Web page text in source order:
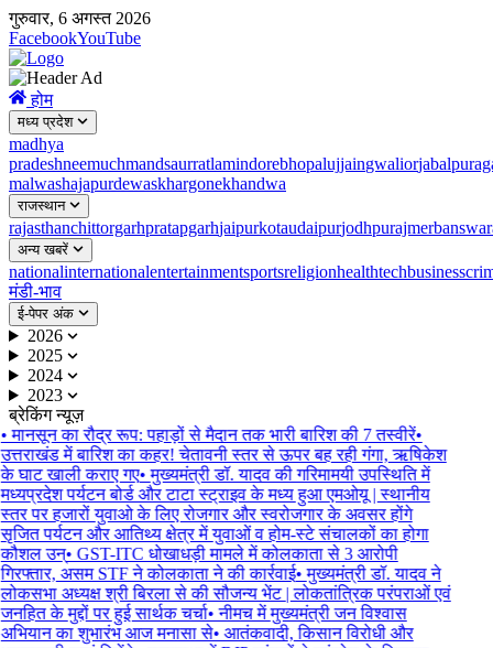
गुरुवार, 6 अगस्त 2026
FacebookYouTube
होम
मध्य प्रदेश
madhya
pradeshneemuchmandsaurratlamindorebhopalujjaingwaliorjabalpur
malwashajapurdewaskhargonekhandwa
राजस्थान
rajasthanchittorgarhpratapgarhjaipurkotaudaipurjodhpurajmer
अन्य खबरें
nationalinternationalentertainmentsportsreligionhealthtechbusiness
मंडी-भाव
ई-पेपर अंक
2026
2025
2024
2023
ब्रेकिंग न्यूज़
• मानसून का रौद्र रूप: पहाड़ों से मैदान तक भारी बारिश की 7 तस्वीरें•
उत्तराखंड में बारिश का कहर! चेतावनी स्तर से ऊपर बह रही गंगा, ऋषिकेश
के घाट खाली कराए गए• मुख्यमंत्री डॉ. यादव की गरिमामयी उपस्थिति में
मध्यप्रदेश पर्यटन बोर्ड और टाटा स्ट्राइव के मध्य हुआ एमओयू | स्थानीय
स्तर पर हजारों युवाओ के लिए रोजगार और स्वरोजगार के अवसर होंगे
सृजित पर्यटन और आतिथ्य क्षेत्र में युवाओं व होम-स्टे संचालकों का होगा
कौशल उन्• GST-ITC धोखाधड़ी मामले में कोलकाता से 3 आरोपी
गिरफ्तार, असम STF ने कोलकाता ने की कार्रवाई• मुख्यमंत्री डॉ. यादव ने
लोकसभा अध्यक्ष श्री बिरला से की सौजन्य भेंट | लोकतांत्रिक परंपराओं एवं
जनहित के मुद्दों पर हुई सार्थक चर्चा• नीमच में मुख्यमंत्री जन विश्वास
अभियान का शुभारंभ आज मनासा से• आतंकवादी, किसान विरोधी और